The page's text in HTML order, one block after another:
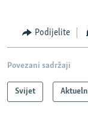
Podijelite
Povezani sadržaji
Svijet